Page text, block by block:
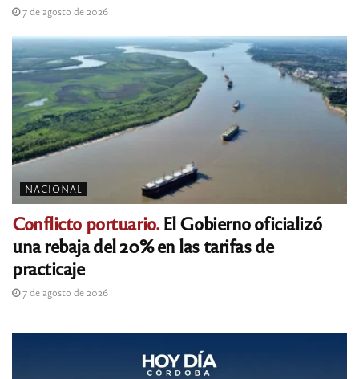
7 de agosto de 2026
NACIONAL
Conflicto portuario.El Gobierno oficializó
una rebaja del 20% en las tarifas de
practicaje
7 de agosto de 2026